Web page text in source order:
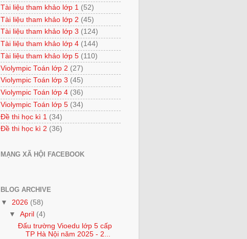
Tài liệu tham khảo lớp 1 (52)
Tài liệu tham khảo lớp 2 (45)
Tài liệu tham khảo lớp 3 (124)
Tài liệu tham khảo lớp 4 (144)
Tài liệu tham khảo lớp 5 (110)
Violympic Toán lớp 2 (27)
Violympic Toán lớp 3 (45)
Violympic Toán lớp 4 (36)
Violympic Toán lớp 5 (34)
Đề thi học kì 1 (34)
Đề thi học kì 2 (36)
MẠNG XÃ HỘI FACEBOOK
BLOG ARCHIVE
▼ 2026 (58)
▼April (4)
Đấu trường Vioedu lớp 5 cấp
TP Hà Nội năm 2025 - 2...